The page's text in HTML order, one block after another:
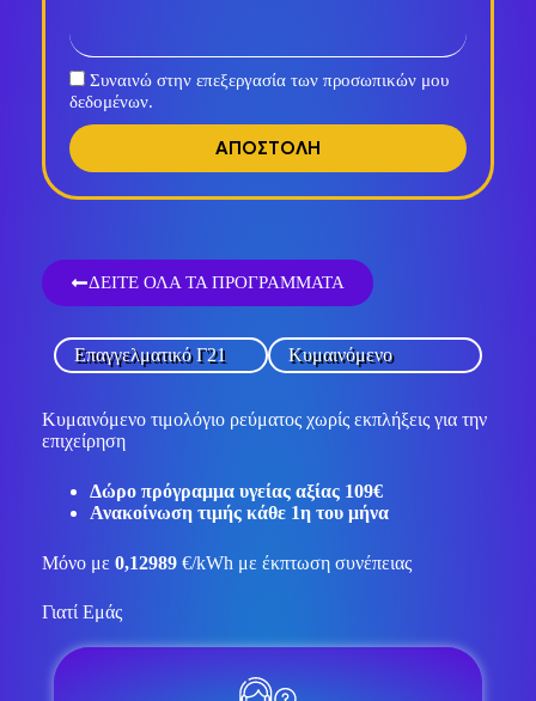
Συναινώ στην επεξεργασία των προσωπικών μου
δεδομένων.
ΑΠΟΣΤΟΛΗ
ΔΕΙΤΕ ΟΛΑ ΤΑ ΠΡΟΓΡΑΜΜΑΤΑ
Επαγγελματικό Γ21 Κυμαινόμενο
Κυμαινόμενο τιμολόγιο ρεύματος χωρίς εκπλήξεις για την
επιχείρηση
Δώρο πρόγραμμα υγείας αξίας 109€
Ανακοίνωση τιμής κάθε 1η του μήνα
Μόνο με 0,12989€/kWh με έκπτωση συνέπειας
Γιατί Εμάς